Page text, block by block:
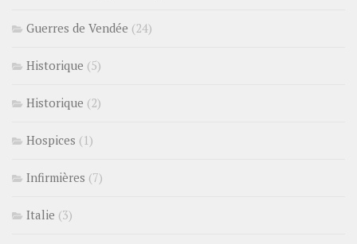
Guerres de Vendée (24)
Historique (5)
Historique (2)
Hospices (1)
Infirmières (7)
Italie (3)